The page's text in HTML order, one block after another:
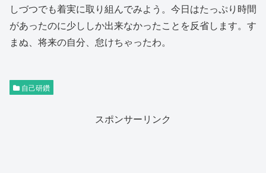
しづつでも着実に取り組んでみよう。今日はたっぷり時間
があったのに少ししか出来なかったことを反省します。す
まぬ、将来の自分、怠けちゃったわ。
自己研鑽
スポンサーリンク